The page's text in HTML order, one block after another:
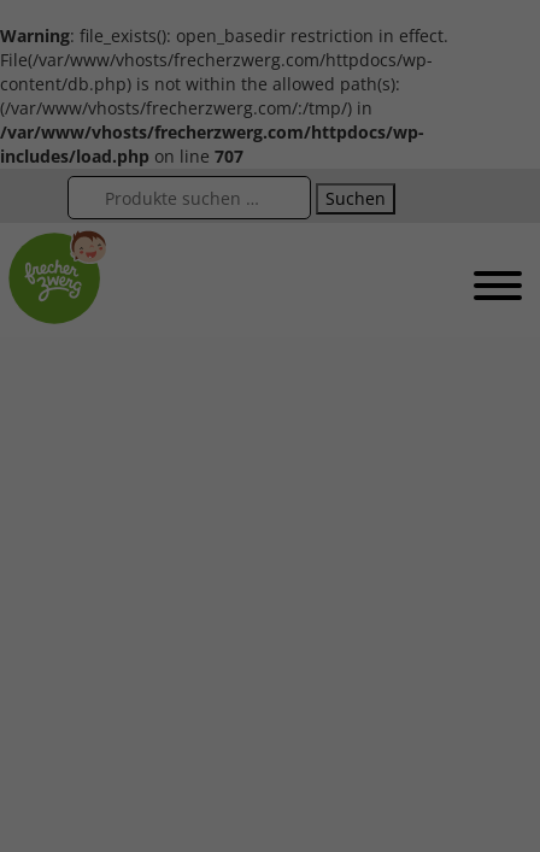
Warning: file_exists(): open_basedir restriction in effect.
File(/var/www/vhosts/frecherzwerg.com/httpdocs/wp-
content/db.php) is not within the allowed path(s):
(/var/www/vhosts/frecherzwerg.com/:/tmp/) in
/var/www/vhosts/frecherzwerg.com/httpdocs/wp-
includes/load.php on line 707
Suchen